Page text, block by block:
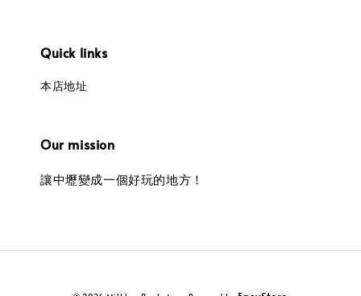
Quick links
本店地址
Our mission
讓中壢變成一個好玩的地方！